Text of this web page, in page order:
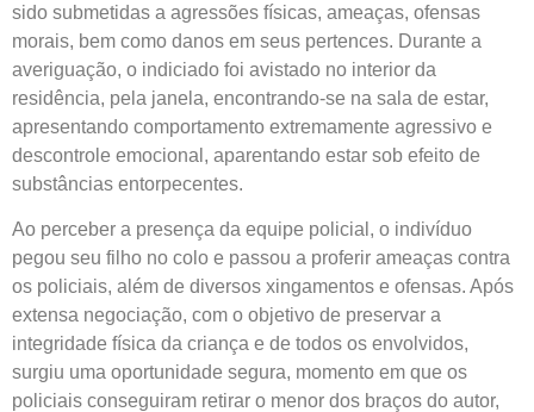
sido submetidas a agressões físicas, ameaças, ofensas
morais, bem como danos em seus pertences. Durante a
averiguação, o indiciado foi avistado no interior da
residência, pela janela, encontrando-se na sala de estar,
apresentando comportamento extremamente agressivo e
descontrole emocional, aparentando estar sob efeito de
substâncias entorpecentes.
Ao perceber a presença da equipe policial, o indivíduo
pegou seu filho no colo e passou a proferir ameaças contra
os policiais, além de diversos xingamentos e ofensas. Após
extensa negociação, com o objetivo de preservar a
integridade física da criança e de todos os envolvidos,
surgiu uma oportunidade segura, momento em que os
policiais conseguiram retirar o menor dos braços do autor,